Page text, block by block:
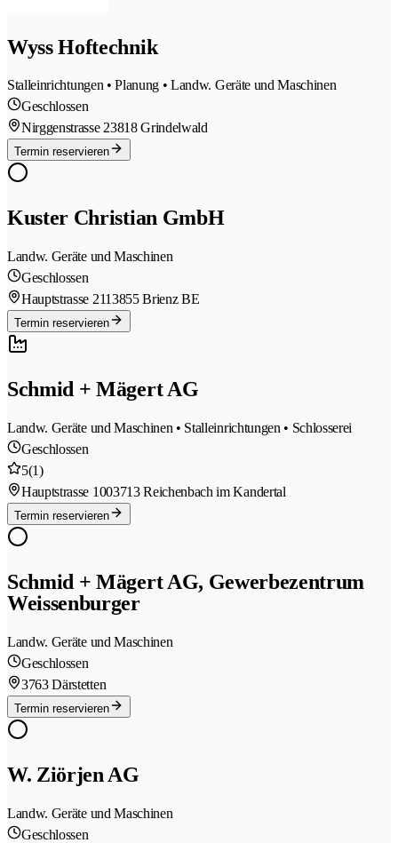
Wyss Hoftechnik
Stalleinrichtungen • Planung • Landw. Geräte und Maschinen
Geschlossen
Nirggenstrasse 23818 Grindelwald
Termin reservieren
Kuster Christian GmbH
Landw. Geräte und Maschinen
Geschlossen
Hauptstrasse 2113855 Brienz BE
Termin reservieren
Schmid + Mägert AG
Landw. Geräte und Maschinen • Stalleinrichtungen • Schlosserei
Geschlossen
5(1)
Hauptstrasse 1003713 Reichenbach im Kandertal
Termin reservieren
Schmid + Mägert AG, Gewerbezentrum
Weissenburger
Landw. Geräte und Maschinen
Geschlossen
3763 Därstetten
Termin reservieren
W. Ziörjen AG
Landw. Geräte und Maschinen
Geschlossen